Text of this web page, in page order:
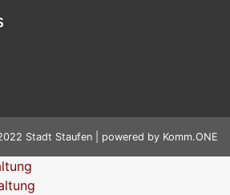
Stadt Staufen | powered by Komm.ONE